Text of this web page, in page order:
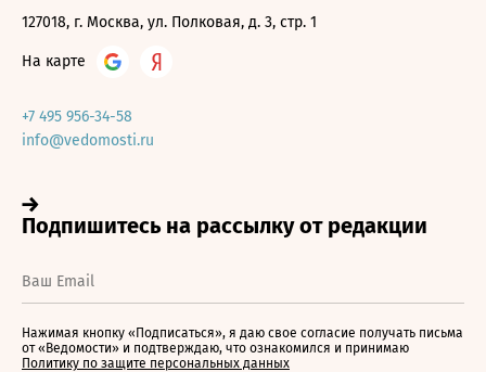
127018, г. Москва, ул. Полковая, д. 3, стр. 1
На карте
+7 495 956-34-58
info@vedomosti.ru
Нажимая кнопку «Подписаться», я даю свое согласие получать письма
от «Ведомости» и подтверждаю, что ознакомился и принимаю
Политику по защите персональных данных